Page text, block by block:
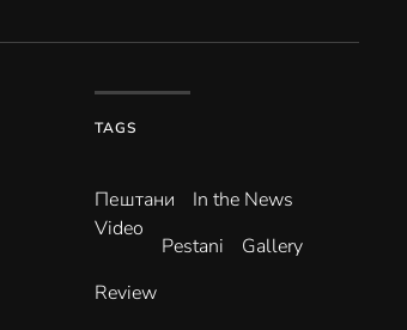
TAGS
Пештани
In the News
Video
Pestani
Gallery
Review